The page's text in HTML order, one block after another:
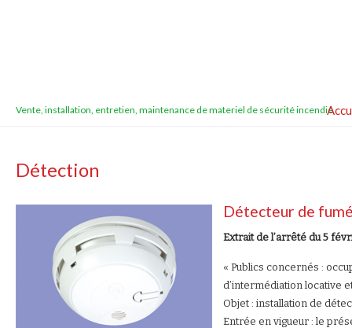
Vente, installation, entretien, maintenance de materiel de sécurité incendie
Détection
Détecteur de
Extrait de l’arrêté du 5
« Publics concernés :
d’intermédiation locative
Objet : installation de
Entrée en vigueur : le